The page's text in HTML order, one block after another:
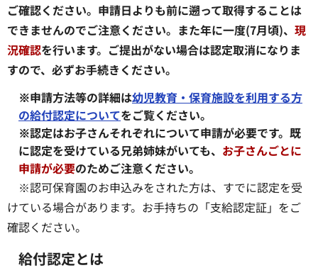
ご確認ください。申請日よりも前に遡って取得することは
できませんのでご注意ください。また年に一度(7月頃)、 現
況確認を行います。ご提出がない場合は認定取消になりま
すので、必ずお手続きください。
※申請方法等の詳細は幼児教育・保育施設を利用する方
の給付認定についてをご覧ください。
※認定はお子さんそれぞれについて申請が必要です。既
に認定を受けている兄弟姉妹がいても、 お子さんごとに
申請が必要のためご注意ください。
※認可保育園のお申込みをされた方は、すでに認定を受
けている場合があります。お手持ちの「支給認定証」をご
確認ください。
給付認定とは